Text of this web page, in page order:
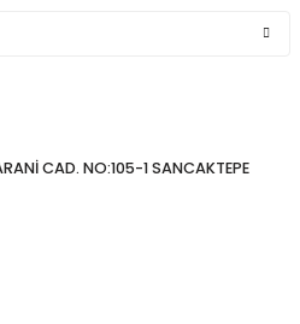
CAD. NO:105-1 SANCAKTEPE